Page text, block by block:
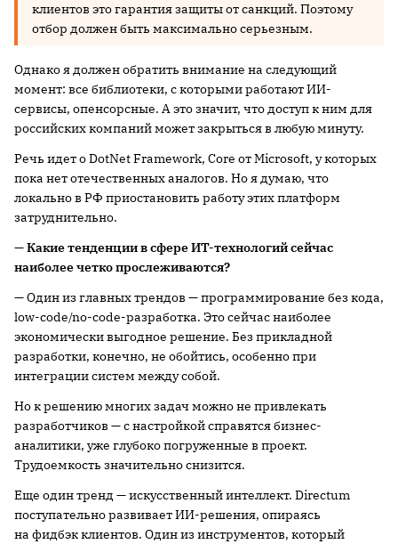
клиентов это гарантия защиты от санкций. Поэтому
отбор должен быть максимально серьезным.
Однако я должен обратить внимание на следующий
момент: все библиотеки, с которыми работают ИИ-
сервисы, опенсорсные. А это значит, что доступ к ним для
российских компаний может закрыться в любую минуту.
Речь идет о DotNet Framework, Core от Microsoft, у которых
пока нет отечественных аналогов. Но я думаю, что
локально в РФ приостановить работу этих платформ
затруднительно.
— Какие тенденции в сфере ИТ-технологий сейчас
наиболее четко прослеживаются?
— Один из главных трендов — программирование без кода,
low-code/no-code-разработка. Это сейчас наиболее
экономически выгодное решение. Без прикладной
разработки, конечно, не обойтись, особенно при
интеграции систем между собой.
Но к решению многих задач можно не привлекать
разработчиков — с настройкой справятся бизнес-
аналитики, уже глубоко погруженные в проект.
Трудоемкость значительно снизится.
Еще один тренд — искусственный интеллект. Directum
поступательно развивает ИИ-решения, опираясь
на фидбэк клиентов. Один из инструментов, который